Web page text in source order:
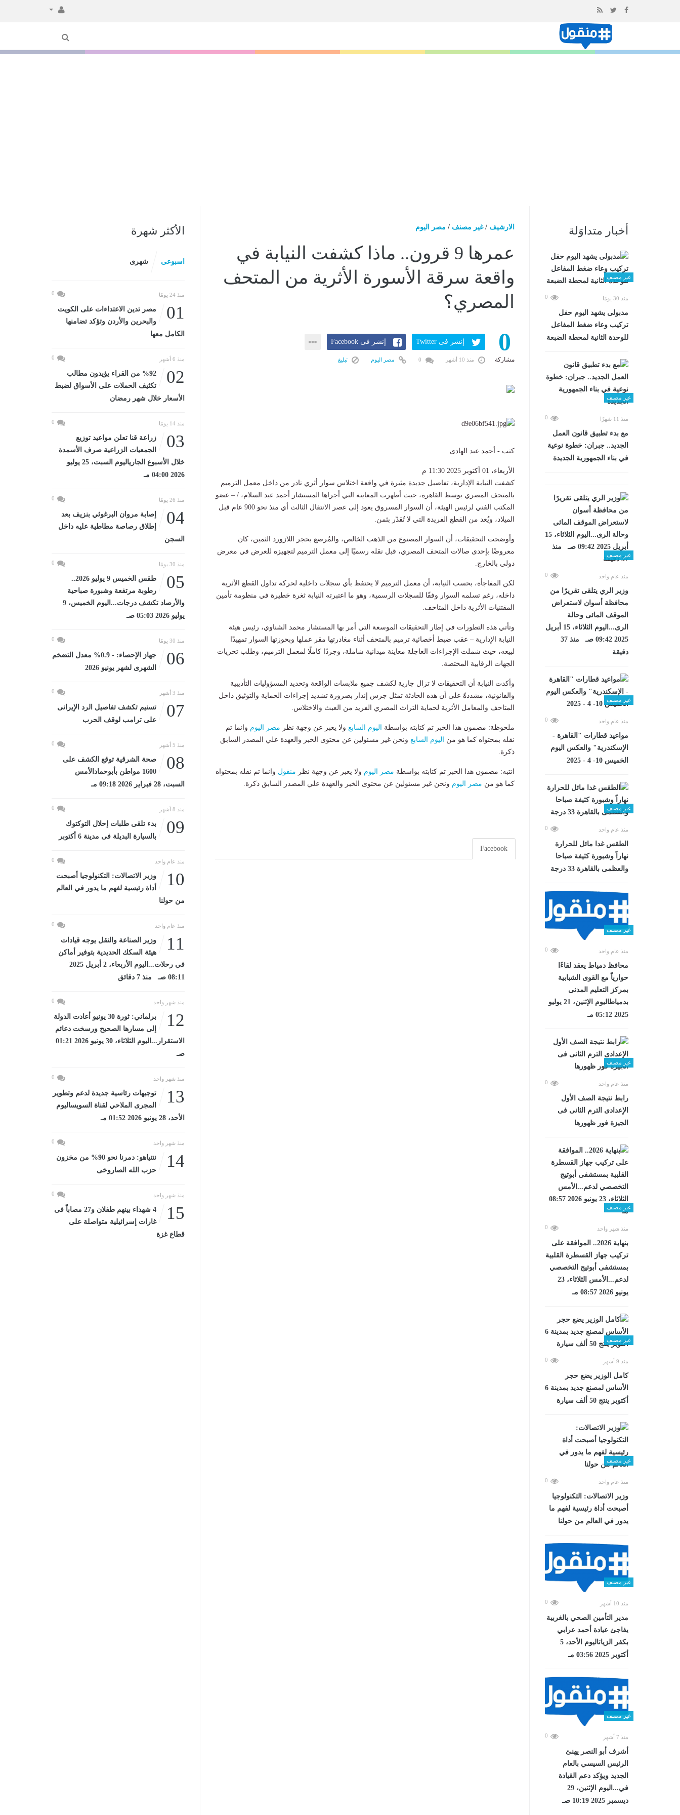
المحتوى
أخبار متداوَلة
غير مصنف
منذ 30 يومًا 0
مدبولى يشهد اليوم حفل
تركيب وعاء ضغط المفاعل
للوحدة الثانية لمحطة الضبعة
غير مصنف
منذ 11 شهرًا 0
مع بدء تطبيق قانون العمل
الجديد.. جبران: خطوة نوعية
في بناء الجمهورية الجديدة
غير مصنف
منذ عام واحد 0
وزير الري يتلقى تقريرًا من
محافظة أسوان لاستعراض
الموقف المائى وحالة
الرى...اليوم الثلاثاء، 15 أبريل
2025 09:42 صـ منذ 37
دقيقة
غير مصنف
منذ عام واحد 0
مواعيد قطارات "القاهرة -
الإسكندرية" والعكس اليوم
الخميس 10- 4 - 2025
غير مصنف
منذ عام واحد 0
الطقس غدا مائل للحرارة
نهاراً وشبورة كثيفة صباحا
والعظمى بالقاهرة 33 درجة
غير مصنف
منذ عام واحد 0
محافظ دمياط يعقد لقاءًا
حوارياً مع القوى الشبابية
بمركز التعليم المدنى
بدمياطاليوم الإثنين، 21 يوليو
2025 05:12 مـ
غير مصنف
منذ عام واحد 0
رابط نتيجة الصف الأول
الإعدادى الترم الثانى فى
الجيزة فور ظهورها
غير مصنف
منذ شهر واحد 0
بنهاية 2026.. الموافقة على
تركيب جهاز القسطرة القلبية
بمستشفى أبوتيج التخصصي
لدعم...الأمس الثلاثاء، 23
يونيو 2026 08:57 مـ
غير مصنف
منذ 9 أشهر 0
كامل الوزير يضع حجر
الأساس لمصنع جديد بمدينة 6
أكتوبر ينتج 50 ألف سيارة
غير مصنف
منذ عام واحد 0
وزير الاتصالات: التكنولوجيا
أصبحت أداة رئيسية لفهم ما
يدور في العالم من حولنا
غير مصنف
منذ 10 أشهر 0
مدير التأمين الصحي بالغربية
يفاجئ عيادة أحمد عرابي
بكفر الزياتاليوم الأحد، 5
أكتوبر 2025 03:56 مـ
غير مصنف
منذ 7 أشهر 0
أشرف أبو النصر يهنئ
الرئيس السيسي بالعام
الجديد ويؤكد دعم القيادة
في...اليوم الإثنين، 29
ديسمبر 2025 10:19 صـ
الارشيف /غير مصنف / مصر اليوم
عمرها 9 قرون.. ماذا كشفت النيابة في
واقعة سرقة الأسورة الأثرية من المتحف
المصري؟
0
مشاركة
إنشر فى Twitter إنشر فى Facebook
منذ 10 أشهر مصر اليوم تبليغ
كتب - أحمد عبد الهادى
الأربعاء، 01 أكتوبر 2025 11:30 م
كشفت النيابة الإدارية، تفاصيل جديدة مثيرة في واقعة اختلاس سوار أثري نادر من داخل معمل الترميم
بالمتحف المصري بوسط القاهرة، حيث أظهرت المعاينة التي أجراها المستشار أحمد عبد السلام، / – عضو
المكتب الفني لرئيس الهيئة، أن السوار المسروق يعود إلى عصر الانتقال الثالث أي منذ نحو 900 عام قبل
الميلاد، ويُعد من القطع الفريدة التي لا تُقدّر بثمن.
وأوضحت التحقيقات، أن السوار المصنوع من الذهب الخالص، والمُرصع بحجر اللازورد الثمين، كان
معروضًا بإحدى صالات المتحف المصري، قبل نقله رسميًا إلى معمل الترميم لتجهيزه للعرض في معرض
دولي بالخارج.
لكن المفاجأة، بحسب النيابة، أن معمل الترميم لا يحتفظ بأي سجلات داخلية لحركة تداول القطع الأثرية
داخله، رغم تسلمه السوار وفقًا للسجلات الرسمية، وهو ما اعتبرته النيابة ثغرة خطيرة في منظومة تأمين
المقتنيات الأثرية داخل المتاحف.
وتأتي هذه التطورات في إطار التحقيقات الموسعة التي أمر بها المستشار محمد الشناوي، رئيس هيئة
النيابة الإدارية – عقب ضبط أخصائية ترميم بالمتحف أثناء مغادرتها مقر عملها وبحوزتها السوار تمهيدًا
لبيعه، حيث شملت الإجراءات العاجلة معاينة ميدانية شاملة، وجردًا كاملًا لمعمل الترميم، وطلب تحريات
الجهات الرقابية المختصة.
وأكدت النيابة أن التحقيقات لا تزال جارية لكشف جميع ملابسات الواقعة وتحديد المسؤوليات التأديبية
والقانونية، مشددةً على أن هذه الحادثة تمثل جرس إنذار بضرورة تشديد إجراءات الحماية والتوثيق داخل
المتاحف والمعامل الأثرية لحماية التراث المصري الفريد من العبث والاختلاس.
ملحوظة: مضمون هذا الخبر تم كتابته بواسطة اليوم السابع ولا يعبر عن وجهة نظر مصر اليوم وانما تم
نقله بمحتواه كما هو من
اليوم السابع ونحن غير مسئولين عن محتوى الخبر والعهدة علي المصدر السابق
ذكرة.
انتبه: مضمون هذا الخبر تم كتابته بواسطة مصر اليوم ولا يعبر عن وجهة نظر منقول وانما تم نقله بمحتواه
كما هو من مصر اليوم ونحن غير مسئولين عن محتوى الخبر والعهدة علي المصدر السابق ذكرة.
Facebook
الأكثر شهرة
اسبوعى شهرى
منذ 24 يومًا 0
01
مصر تدين الاعتداءات على الكويت
والبحرين والأردن وتؤكد تضامنها
الكامل معها
منذ 6 أشهر 0
02
%92 من القراء يؤيدون مطالب
تكثيف الحملات على الأسواق لضبط
الأسعار خلال شهر رمضان
منذ 14 يومًا 0
03
زراعة قنا تعلن مواعيد توزيع
الجمعيات الزراعية صرف الأسمدة
خلال الأسبوع الجارياليوم السبت، 25 يوليو
2026 04:00 مـ
منذ 26 يومًا 0
04
إصابة مروان البرغوثي بنزيف بعد
إطلاق رصاصة مطاطية عليه داخل
السجن
منذ 30 يومًا 0
05
طقس الخميس 9 يوليو 2026..
رطوبة مرتفعة وشبورة صباحية
والأرصاد تكشف درجات...اليوم الخميس، 9
يوليو 2026 05:03 صـ
منذ 30 يومًا 0
06
جهاز الإحصاء: - 0.9% معدل التضخم
الشهرى لشهر يونيو 2026
منذ 3 أشهر 0
07
تسنيم تكشف تفاصيل الرد الإيرانى
على ترامب لوقف الحرب
منذ 5 أشهر 0
08
صحة الشرقية توقع الكشف على
1600 مواطن بأبوحمادالأمس
السبت، 28 فبراير 2026 09:18 مـ
منذ 8 أشهر 0
09
بدء تلقى طلبات إحلال التوكتوك
بالسيارة البديلة فى مدينة 6 أكتوبر
منذ عام واحد 0
10
وزير الاتصالات: التكنولوجيا أصبحت
أداة رئيسية لفهم ما يدور في العالم
من حولنا
منذ عام واحد 0
11
وزير الصناعة والنقل يوجه قيادات
هيئة السكك الحديدية بتوفير أماكن
في رحلات...اليوم الأربعاء، 2 أبريل 2025
08:11 صـ منذ 7 دقائق
منذ شهر واحد 0
12
برلماني: ثورة 30 يونيو أعادت الدولة
إلى مسارها الصحيح ورسخت دعائم
الاستقرار...اليوم الثلاثاء، 30 يونيو 2026 01:21
صـ
منذ شهر واحد 0
13
توجيهات رئاسية جديدة لدعم وتطوير
المجرى الملاحي لقناة السويساليوم
الأحد، 28 يونيو 2026 01:52 مـ
منذ شهر واحد 0
14
نتنياهو: دمرنا نحو 90% من مخزون
حزب الله الصاروخى
منذ شهر واحد 0
15
4 شهداء بينهم طفلان و27 مصاباً فى
غارات إسرائيلية متواصلة على
قطاع غزة